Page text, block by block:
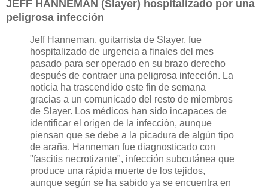
JEFF HANNEMAN (Slayer) hospitalizado por una
peligrosa infección
Jeff Hanneman, guitarrista de Slayer, fue
hospitalizado de urgencia a finales del mes
pasado para ser operado en su brazo derecho
después de contraer una peligrosa infección. La
noticia ha trascendido este fin de semana
gracias a un comunicado del resto de miembros
de Slayer. Los médicos han sido incapaces de
identificar el origen de la infección, aunque
piensan que se debe a la picadura de algún tipo
de araña. Hanneman fue diagnosticado con
"fascitis necrotizante", infección subcutánea que
produce una rápida muerte de los tejidos,
aunque según se ha sabido ya se encuentra en